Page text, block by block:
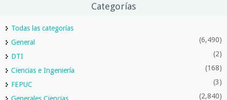
Categorías
Todas las categorías
General
(6,490)
DTI (2)
Ciencias e Ingeniería (168)
FEPUC (3)
Generales Ciencias (2,840)